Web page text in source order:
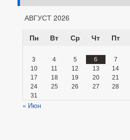
АВГУСТ 2026
Пн
Вт Ср Чт Пт
3
4 5 6 7
10
11 12 13 14
17
18 19 20 21
24
25 26 27 28
31
« Июн